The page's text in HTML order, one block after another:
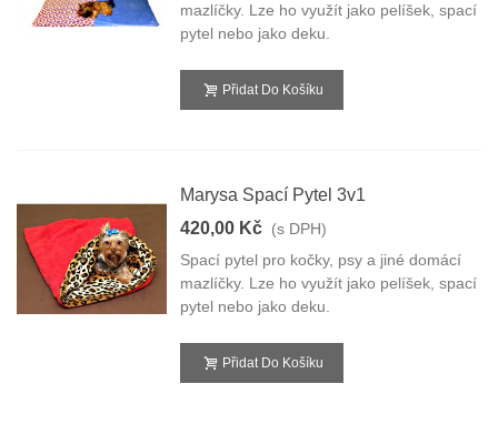
mazlíčky. Lze ho využít jako pelíšek, spací
pytel nebo jako deku.
Přidat Do Košíku
Marysa Spací Pytel 3v1
420,00 Kč (s DPH)
Spací pytel pro kočky, psy a jiné domácí
mazlíčky. Lze ho využít jako pelíšek, spací
pytel nebo jako deku.
Přidat Do Košíku